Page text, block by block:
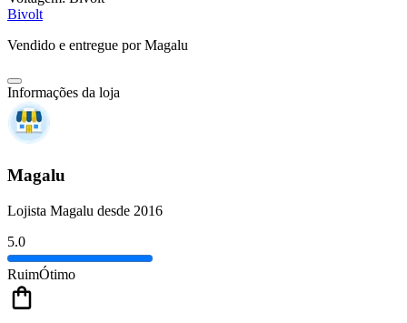
Bivolt
Vendido e entregue por Magalu
Informações da loja
Magalu
Lojista Magalu desde 2016
5.0
RuimÓtimo